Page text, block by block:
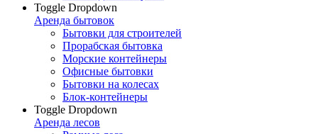
Toggle Dropdown
Аренда бытовок
Бытовки для строителей
Прорабская бытовка
Морские контейнеры
Офисные бытовки
Бытовки на колесах
Блок-контейнеры
Toggle Dropdown
Аренда лесов